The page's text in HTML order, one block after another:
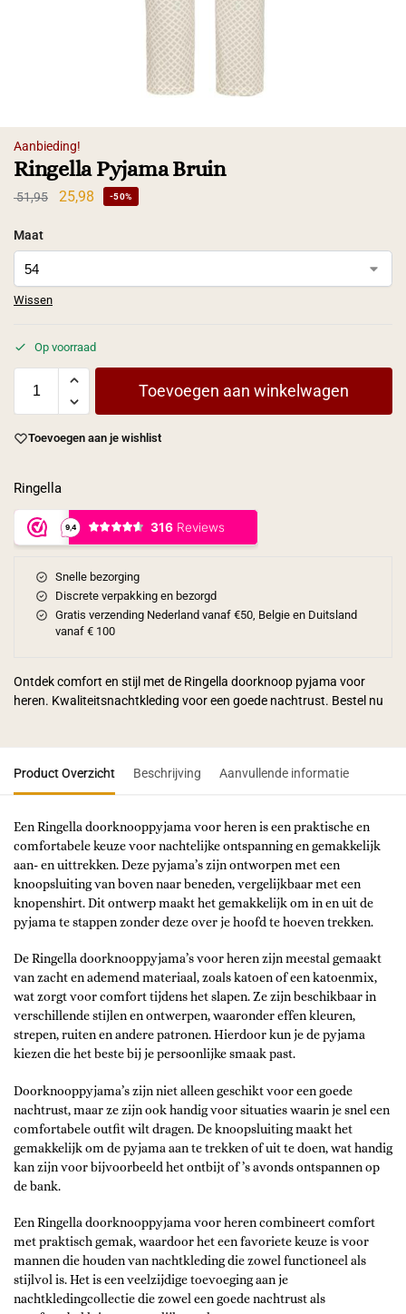
Aanbieding!
Ringella Pyjama Bruin
51,95 25,98 -50%
Maat
Wissen
Op voorraad
Toevoegen aan winkelwagen
Toevoegen aan je wishlist
Ringella
Snelle bezorging
Discrete verpakking en bezorgd
Gratis verzending Nederland vanaf €50, Belgie en Duitsland
vanaf € 100
Ontdek comfort en stijl met de Ringella doorknoop pyjama voor
heren. Kwaliteitsnachtkleding voor een goede nachtrust. Bestel nu
Product Overzicht Beschrijving Aanvullende informatie
Een Ringella doorknooppyjama voor heren is een praktische en
comfortabele keuze voor nachtelijke ontspanning en gemakkelijk
aan- en uittrekken. Deze pyjama’s zijn ontworpen met een
knoopsluiting van boven naar beneden, vergelijkbaar met een
knopenshirt. Dit ontwerp maakt het gemakkelijk om in en uit de
pyjama te stappen zonder deze over je hoofd te hoeven trekken.
De Ringella doorknooppyjama’s voor heren zijn meestal gemaakt
van zacht en ademend materiaal, zoals katoen of een katoenmix,
wat zorgt voor comfort tijdens het slapen. Ze zijn beschikbaar in
verschillende stijlen en ontwerpen, waaronder effen kleuren,
strepen, ruiten en andere patronen. Hierdoor kun je de pyjama
kiezen die het beste bij je persoonlijke smaak past.
Doorknooppyjama’s zijn niet alleen geschikt voor een goede
nachtrust, maar ze zijn ook handig voor situaties waarin je snel een
comfortabele outfit wilt dragen. De knoopsluiting maakt het
gemakkelijk om de pyjama aan te trekken of uit te doen, wat handig
kan zijn voor bijvoorbeeld het ontbijt of ’s avonds ontspannen op
de bank.
Een Ringella doorknooppyjama voor heren combineert comfort
met praktisch gemak, waardoor het een favoriete keuze is voor
mannen die houden van nachtkleding die zowel functioneel als
stijlvol is. Het is een veelzijdige toevoeging aan je
nachtkledingcollectie die zowel een goede nachtrust als